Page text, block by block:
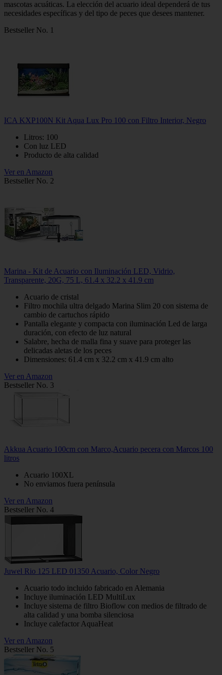
mascotas acuáticas. La elección del acuario ideal dependerá de tus
necesidades específicas y del tipo de peces que desees mantener.
Bestseller No. 1
ICA KXP100N Kit Aqua Lux Pro 100 con Filtro Interior, Negro
Litros: 100
Con luz LED
Producto de alta calidad
Ver en Amazon
Bestseller No. 2
Marina - Kit de Acuario con Iluminación LED, Vidrio,
Transparente, 20G, 75 L, 61.4 x 32.2 x 41.9 cm
Acuario de cristal
Filtro mochila ultra delgado Marina Slim 20 con sistema de
cambio de cartuchos rápido
Pantalla elegante y compacta con iluminación Led de larga
duración, con efecto de luz natural
Salabre, hecha de malla fina y suave para proteger las
delicadas aletas de los peces
Dimensiones: 61.4 cm x 32.2 cm x 41.9 cm alto
Ver en Amazon
Bestseller No. 3
Akkua Acuario 100cm con Marco,Acuario pecera con Marcos 100
litros
Acuario 100XL
No enviamos fuera península
Ver en Amazon
Bestseller No. 4
Juwel Rio 125 LED 01350 Acuario, Color Negro
Acuario todo incluido fabricado en Alemania
Incluye iluminación LED MultiLux
Incluye sistema de filtro Bioflow con medios de filtrado de
alta calidad y una bomba silenciosa
Incluye calefactor AquaHeat
Ver en Amazon
Bestseller No. 5